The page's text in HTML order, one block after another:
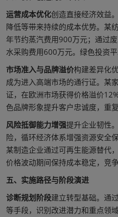
运营成本优化创造直接经济效益
降低等带来持续的成本优势。某
年节约蒸汽费用900万元；通过
水采购费用600万元。绿色投资
市场准入与品牌溢价构建差异化
成为进入高端市场的通行证。某
证，在欧洲市场获得价格溢价
色品牌形象提升客户忠诚度，重
风险抵御能力增强提升企业韧性
险，循环经济体系增强资源安全
某制造企业通过可再生能源替代
价格波动期间保持成本稳定，竞争
五、实施路径与阶段演进
诊断规划阶段建立转型基础。通
等手段，识别改进潜力和重点领